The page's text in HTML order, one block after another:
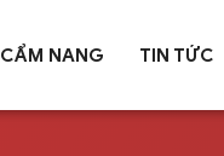
CẨM NANG TIN TỨC